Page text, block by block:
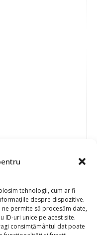
tehnologii, cum ar fi
despre dispozitive.
permite să procesăm date,
ID-uri unice pe acest site.
consimțământul dat poate